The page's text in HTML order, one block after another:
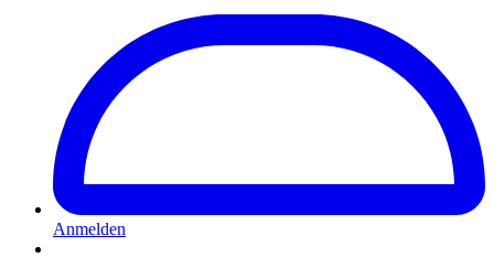
Anmelden